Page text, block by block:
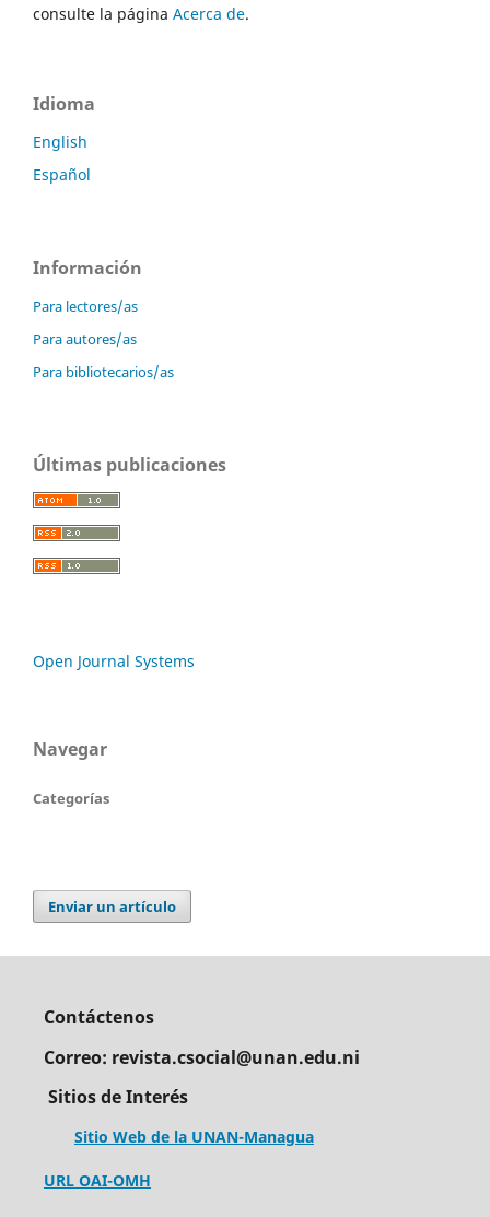
consulte la página Acerca de.
Idioma
English
Español
Información
Para lectores/as
Para autores/as
Para bibliotecarios/as
Últimas publicaciones
Open Journal Systems
Navegar
Categorías
Enviar un artículo
Contáctenos
Correo: revista.csocial@unan.edu.ni
Sitios de Interés
Sitio Web de la UNAN-Managua
URL OAI-OMH